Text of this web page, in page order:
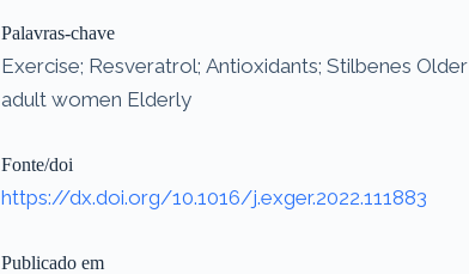
Palavras-chave
Exercise; Resveratrol; Antioxidants; Stilbenes Older
adult women Elderly
Fonte/doi
https://dx.doi.org/10.1016/j.exger.2022.111883
Publicado em